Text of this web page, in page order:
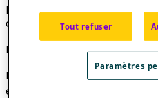
parabole, qui peut être un
de l'ensemble image, est
Exemple
Pour l'intervalle [−5, 10],
est une valeur optimale ou
Tout refuser
Paramètres